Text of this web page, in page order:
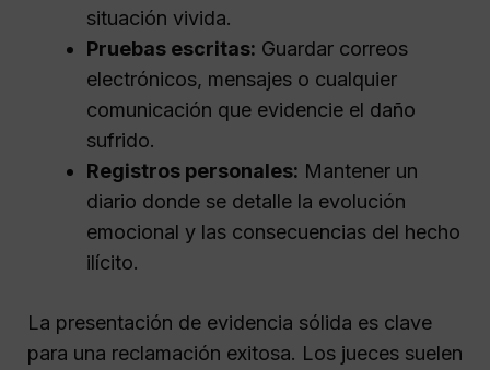
situación vivida.
Pruebas escritas: Guardar correos
electrónicos, mensajes o cualquier
comunicación que evidencie el daño
sufrido.
Registros personales: Mantener un
diario donde se detalle la evolución
emocional y las consecuencias del hecho
ilícito.
La presentación de evidencia sólida es clave
para una reclamación exitosa. Los jueces suelen